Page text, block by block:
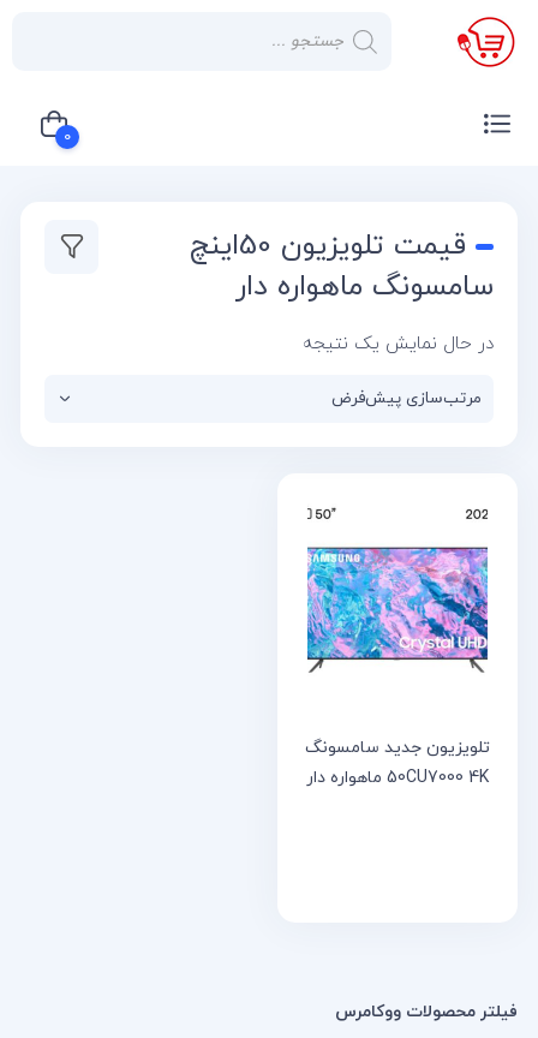
×
صفحه
صوتی و
تصویری
کولر
لوازم
خانه
مقالات
و
نوشته
0
سبد خرید شما خالی است
قیمت تلویزیون 50اینچ
سامسونگ ماهواره دار
در حال نمایش یک نتیجه
تلویزیون جدید سامسونگ
50CU7000 4K ماهواره دار
فیلتر محصولات ووکامرس